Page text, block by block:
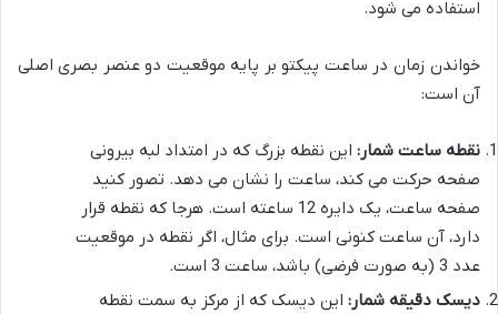
استفاده می شود.
خواندن زمان در ساعت پیکتو بر پایه موقعیت دو عنصر بصری اصلی
آن است:
نقطه ساعت شمار: این نقطه بزرگ که در امتداد لبه بیرونی
صفحه حرکت می کند، ساعت را نشان می دهد. تصور کنید
صفحه ساعت، یک دایره 12 ساعته است. هرجا که نقطه قرار
دارد، آن ساعت کنونی است. برای مثال، اگر نقطه در موقعیت
عدد 3 (به صورت فرضی) باشد، ساعت 3 است.
دیسک دقیقه شمار: این دیسک که از مرکز به سمت نقطه